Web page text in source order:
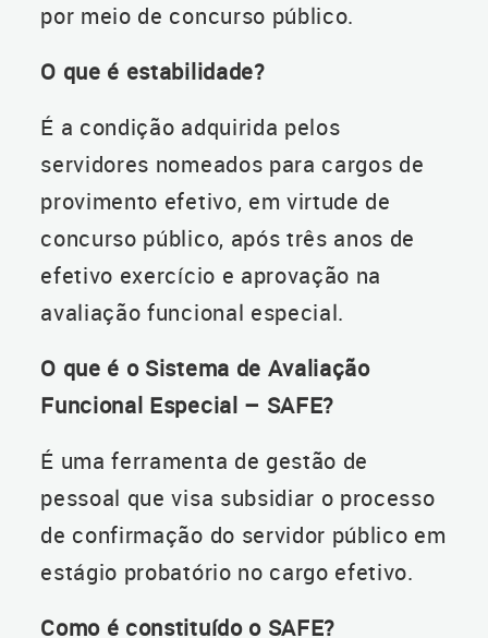
por meio de concurso público.
O que é estabilidade?
É a condição adquirida pelos
servidores nomeados para cargos de
provimento efetivo, em virtude de
concurso público, após três anos de
efetivo exercício e aprovação na
avaliação funcional especial.
O que é o Sistema de Avaliação
Funcional Especial – SAFE?
É uma ferramenta de gestão de
pessoal que visa subsidiar o processo
de confirmação do servidor público em
estágio probatório no cargo efetivo.
Como é constituído o SAFE?